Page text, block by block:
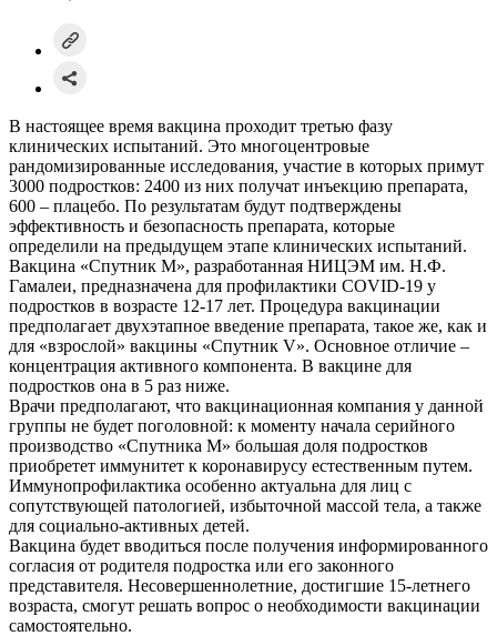
В настоящее время вакцина проходит третью фазу
клинических испытаний. Это многоцентровые
рандомизированные исследования, участие в которых примут
3000 подростков: 2400 из них получат инъекцию препарата,
600 – плацебо. По результатам будут подтверждены
эффективность и безопасность препарата, которые
определили на предыдущем этапе клинических испытаний.
Вакцина «Спутник М», разработанная НИЦЭМ им. Н.Ф.
Гамалеи, предназначена для профилактики COVID-19 у
подростков в возрасте 12-17 лет. Процедура вакцинации
предполагает двухэтапное введение препарата, такое же, как и
для «взрослой» вакцины «Спутник V». Основное отличие –
концентрация активного компонента. В вакцине для
подростков она в 5 раз ниже.
Врачи предполагают, что вакцинационная компания у данной
группы не будет поголовной: к моменту начала серийного
производство «Спутника М» большая доля подростков
приобретет иммунитет к коронавирусу естественным путем.
Иммунопрофилактика особенно актуальна для лиц с
сопутствующей патологией, избыточной массой тела, а также
для социально-активных детей.
Вакцина будет вводиться после получения информированного
согласия от родителя подростка или его законного
представителя. Несовершеннолетние, достигшие 15-летнего
возраста, смогут решать вопрос о необходимости вакцинации
самостоятельно.